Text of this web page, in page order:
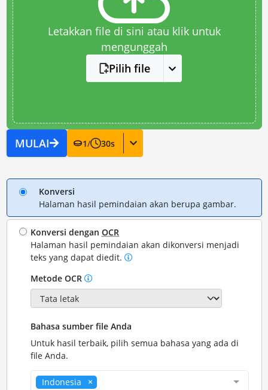
Letakkan file di sini atau klik untuk
mengunggah
Pilih file
MULAI 1/ 30s
Konversi
Halaman hasil pemindaian akan berupa gambar.
Konversi denganOCR
Halaman hasil pemindaian akan dikonversi menjadi
teks yang dapat diedit.
Metode OCR
Bahasa sumber file Anda
Untuk hasil terbaik, pilih semua bahasa yang ada di
file Anda.
Indonesia